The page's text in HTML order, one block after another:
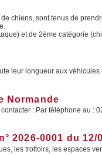
chiens, sont tenus de
et de 2ème catégorie
leur longueur aux
Normande
: Par téléphone au :
2026-0001 du 12/
les trottoirs, les espaces